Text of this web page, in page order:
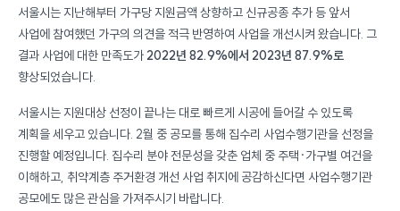
서울시는 지난해부터 가구당 지원금액 상향하고 신규공종 추가 등 앞서
사업에 참여했던 가구의 의견을 적극 반영하여 사업을 개선시켜 왔습니다. 그
결과 사업에 대한 만족도가 2022년 82.9%에서 2023년 87.9%로
향상되었습니다.
서울시는 지원대상 선정이 끝나는 대로 빠르게 시공에 들어갈 수 있도록
계획을 세우고 있습니다. 2월 중 공모를 통해 집수리 사업수행기관을 선정을
진행할 예정입니다. 집수리 분야 전문성을 갖춘 업체 중 주택·가구별 여건을
이해하고, 취약계층 주거환경 개선 사업 취지에 공감하신다면 사업수행기관
공모에도 많은 관심을 가져주시기 바랍니다.